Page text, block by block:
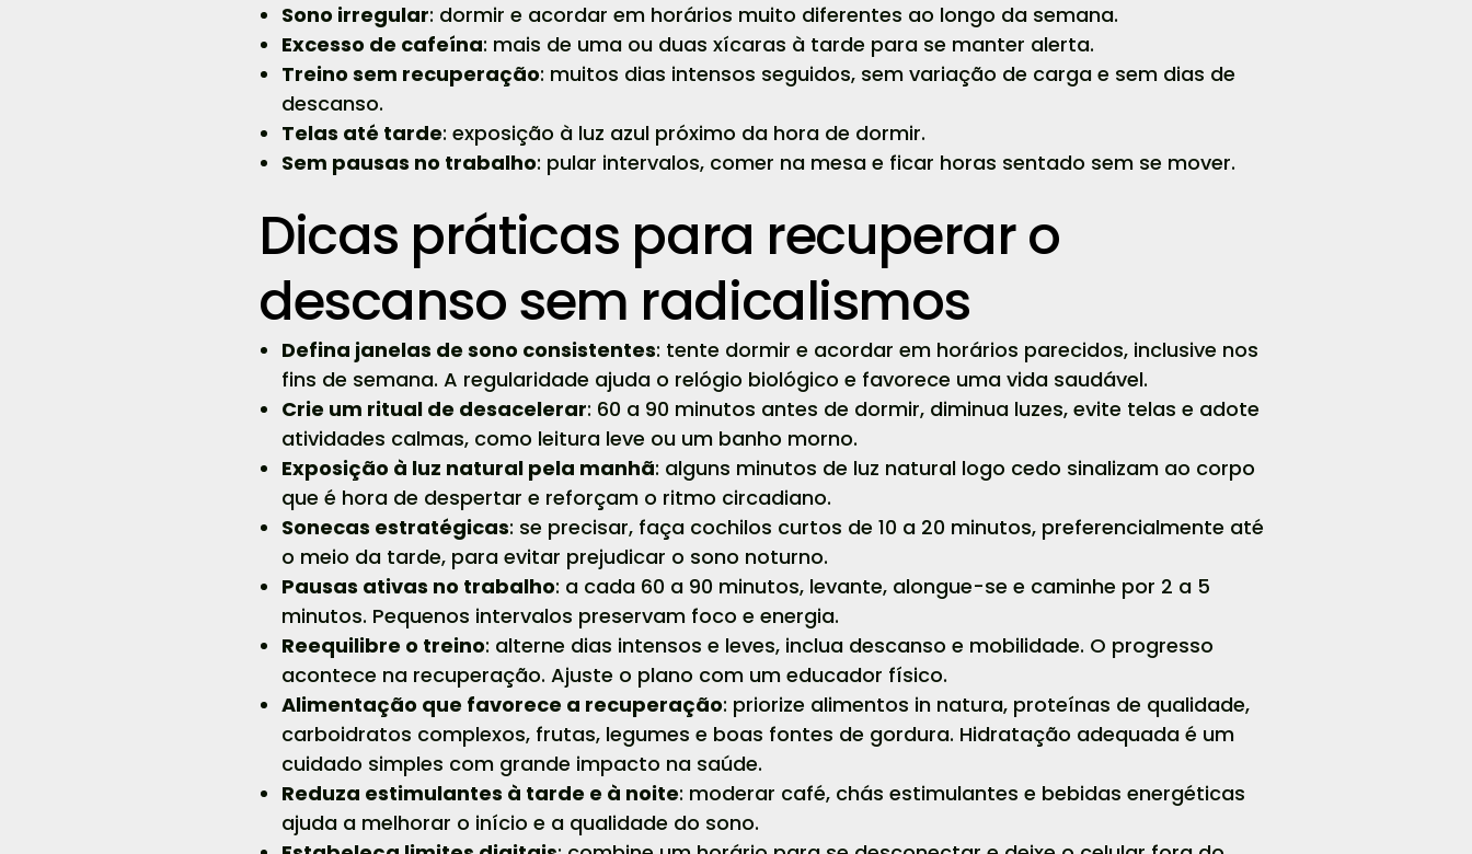
Sono irregular: dormir e acordar em horários muito diferentes ao longo da semana.
Excesso de cafeína: mais de uma ou duas xícaras à tarde para se manter alerta.
Treino sem recuperação: muitos dias intensos seguidos, sem variação de carga e sem dias de
descanso.
Telas até tarde: exposição à luz azul próximo da hora de dormir.
Sem pausas no trabalho: pular intervalos, comer na mesa e ficar horas sentado sem se mover.
Dicas práticas para recuperar o
descanso sem radicalismos
Defina janelas de sono consistentes: tente dormir e acordar em horários parecidos, inclusive nos
fins de semana. A regularidade ajuda o relógio biológico e favorece uma vida saudável.
Crie um ritual de desacelerar: 60 a 90 minutos antes de dormir, diminua luzes, evite telas e adote
atividades calmas, como leitura leve ou um banho morno.
Exposição à luz natural pela manhã: alguns minutos de luz natural logo cedo sinalizam ao corpo
que é hora de despertar e reforçam o ritmo circadiano.
Sonecas estratégicas: se precisar, faça cochilos curtos de 10 a 20 minutos, preferencialmente até
o meio da tarde, para evitar prejudicar o sono noturno.
Pausas ativas no trabalho: a cada 60 a 90 minutos, levante, alongue-se e caminhe por 2 a 5
minutos. Pequenos intervalos preservam foco e energia.
Reequilibre o treino: alterne dias intensos e leves, inclua descanso e mobilidade. O progresso
acontece na recuperação. Ajuste o plano com um educador físico.
Alimentação que favorece a recuperação: priorize alimentos in natura, proteínas de qualidade,
carboidratos complexos, frutas, legumes e boas fontes de gordura. Hidratação adequada é um
cuidado simples com grande impacto na saúde.
Reduza estimulantes à tarde e à noite: moderar café, chás estimulantes e bebidas energéticas
ajuda a melhorar o início e a qualidade do sono.